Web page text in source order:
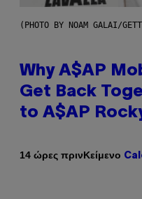
(PHOTO BY NOAM GALAI/
Why A$AP
Get Back
to A$AP
14 ώρες πρινΚείμενο